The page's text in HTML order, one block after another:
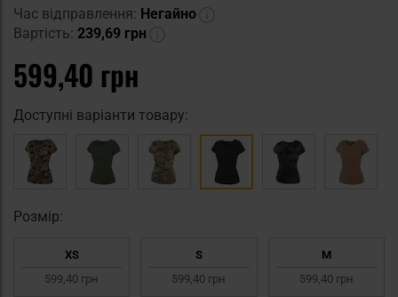
Час відправлення: Негайно
Вартість: 239,69 грн
599,40 грн
Доступні варіанти товару:
Pозмір:
XS
599,40 грн
S
599,40 грн
M
599,40 грн